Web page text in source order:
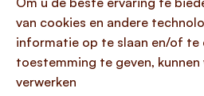
van cookies en andere
informatie op te slaan en/of te
toestemming te geven, kunnen
verwerken
binnen enkele minuten een
toekomstige uitgaven, zodat u
beste financieringskeuze kunt